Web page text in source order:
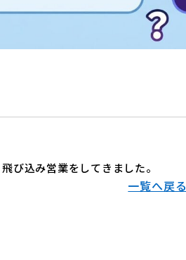
び込み営業をしてきました。
一覧へ戻る